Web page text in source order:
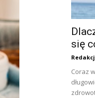
się
Coraz